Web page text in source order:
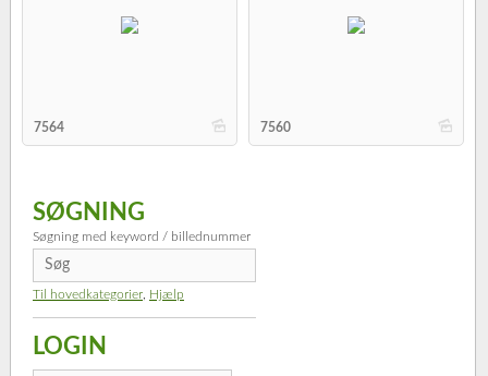
b
7564 b
7560
SØGNING
Søgning med keyword / billednummer
Til hovedkategorier Hjælp
LOGIN